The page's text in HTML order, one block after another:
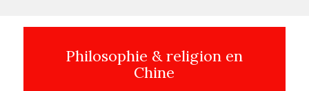
Philosophie & religion en
Chine